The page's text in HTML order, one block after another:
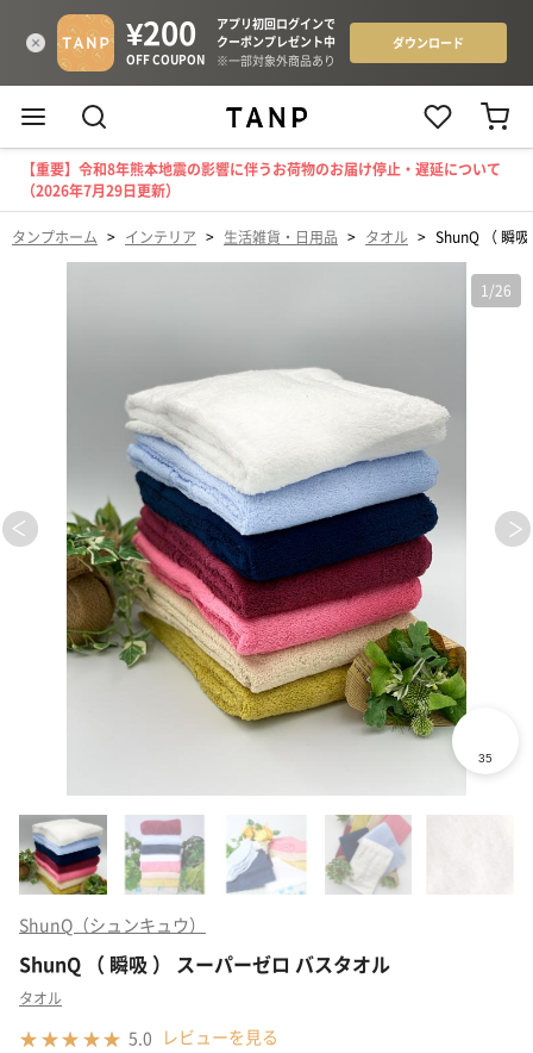
【重要】令和8年熊本地震の影響に伴うお荷物のお届け停止・遅延について
（2026年7月29日更新）
タンプホーム > インテリア > 生活雑貨・日用品 > タオル > ShunQ （ 瞬
1 /26
ShunQ（シュンキュウ）
ShunQ （ 瞬吸 ） スーパーゼロ バスタオル
タオル
5.0 レビューを見る